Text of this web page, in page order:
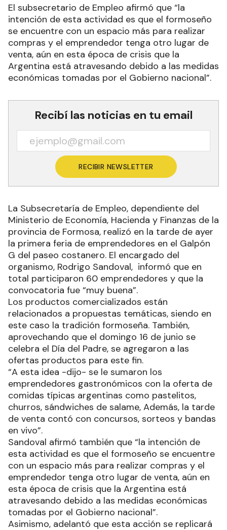
El subsecretario de Empleo afirmó que “la
intención de esta actividad es que el formoseño
se encuentre con un espacio más para realizar
compras y el emprendedor tenga otro lugar de
venta, aún en esta época de crisis que la
Argentina está atravesando debido a las medidas
económicas tomadas por el Gobierno nacional”.
Recibí las noticias en tu email
RECIBIR NEWSLETTER
La Subsecretaría de Empleo, dependiente del
Ministerio de Economía, Hacienda y Finanzas de la
provincia de Formosa, realizó en la tarde de ayer
la primera feria de emprendedores en el Galpón
G del paseo costanero. El encargado del
organismo, Rodrigo Sandoval, informó que en
total participaron 60 emprendedores y que la
convocatoria fue “muy buena”.
Los productos comercializados están
relacionados a propuestas temáticas, siendo en
este caso la tradición formoseña. También,
aprovechando que el domingo 16 de junio se
celebra el Día del Padre, se agregaron a las
ofertas productos para este fin.
“A esta idea -dijo- se le sumaron los
emprendedores gastronómicos con la oferta de
comidas típicas argentinas como pastelitos,
churros, sándwiches de salame, Además, la tarde
de venta contó con concursos, sorteos y bandas
en vivo”.
Sandoval afirmó también que “la intención de
esta actividad es que el formoseño se encuentre
con un espacio más para realizar compras y el
emprendedor tenga otro lugar de venta, aún en
esta época de crisis que la Argentina está
atravesando debido a las medidas económicas
tomadas por el Gobierno nacional”.
Asimismo, adelantó que esta acción se replicará